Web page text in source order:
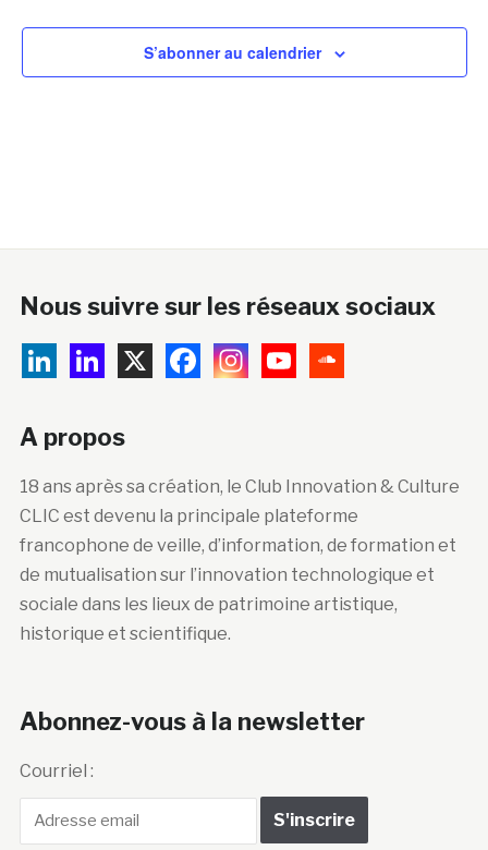
S’abonner au calendrier
Nous suivre sur les réseaux sociaux
A propos
18 ans après sa création, le Club Innovation & Culture
CLIC est devenu la principale plateforme
francophone de veille, d’information, de formation et
de mutualisation sur l’innovation technologique et
sociale dans les lieux de patrimoine artistique,
historique et scientifique.
Abonnez-vous à la newsletter
Courriel :